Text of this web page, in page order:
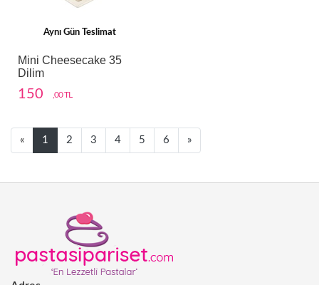
Aynı Gün Teslimat
Mini Cheesecake 35
Dilim
150 ,00 TL
«Next1 2 3 4 5 6 »Next